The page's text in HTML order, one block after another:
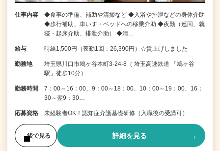
仕事内容
◆食事の準備、補助や清掃など ◆入浴や排泄などの身体介助
◆歩行補助、車いす・ベッドへの移乗介助 ◆夜勤（巡回、就
寝・起床介助、排泄介助） ◆清…
給与 時給1,500円（夜勤1回：26,390円）☆賃上げしました
勤務地
埼玉県川口市鳩ヶ谷本町3-24-8（ 埼玉高速鉄道 「鳩ヶ谷
駅」徒歩10分）
勤務時間
7：00～16：00、9：00～18：00、10：00～19：00、16：
30～翌9：30…
応募資格 未経験者OK！認知症介護基礎研修（入職後の受講可）
後で見る 詳細を見る